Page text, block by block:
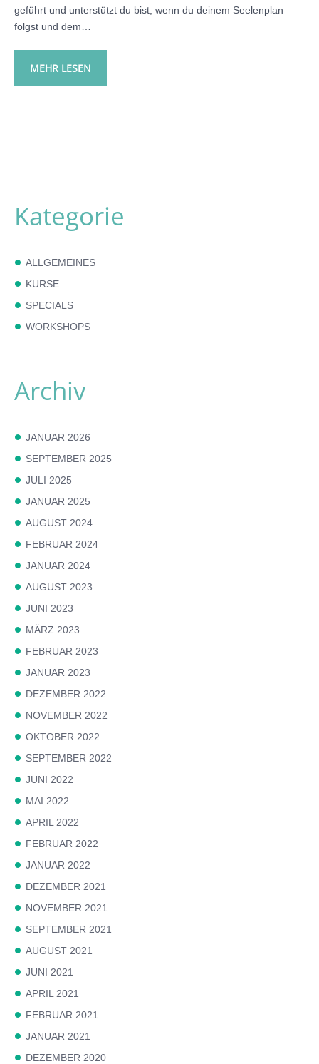
geführt und unterstützt du bist, wenn du deinem Seelenplan
folgst und dem…
MEHR LESEN
Kategorie
ALLGEMEINES
KURSE
SPECIALS
WORKSHOPS
Archiv
JANUAR 2026
SEPTEMBER 2025
JULI 2025
JANUAR 2025
AUGUST 2024
FEBRUAR 2024
JANUAR 2024
AUGUST 2023
JUNI 2023
MÄRZ 2023
FEBRUAR 2023
JANUAR 2023
DEZEMBER 2022
NOVEMBER 2022
OKTOBER 2022
SEPTEMBER 2022
JUNI 2022
MAI 2022
APRIL 2022
FEBRUAR 2022
JANUAR 2022
DEZEMBER 2021
NOVEMBER 2021
SEPTEMBER 2021
AUGUST 2021
JUNI 2021
APRIL 2021
FEBRUAR 2021
JANUAR 2021
DEZEMBER 2020